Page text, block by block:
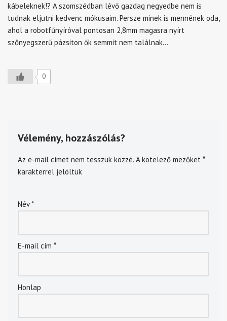
kábeleknek!? A szomszédban lévő gazdag negyedbe nem is
tudnak eljutni kedvenc mókusaim. Persze minek is mennének oda,
ahol a robotfűnyíróval pontosan 2,8mm magasra nyírt
szőnyegszerű pázsiton ők semmit nem találnak…
0
Vélemény, hozzászólás?
Az e-mail címet nem tesszük közzé. A kötelező mezőket *
karakterrel jelöltük
Név*
E-mail cím *
Honlap